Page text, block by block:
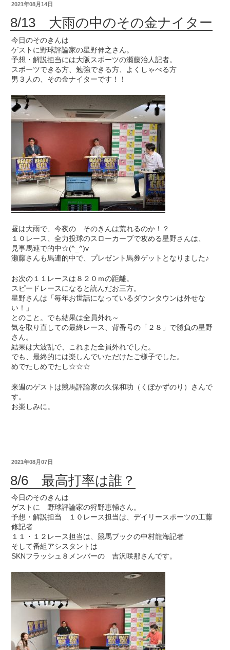
2021年08月14日
8/13 大雨の中のその金ナイター
今日のそのきんは
ゲストに野球評論家の星野伸之さん。
予想・解説担当には大阪スポーツの瀬藤治人記者。
スポーツできる方、勉強できる方、よくしゃべる方
男３人の、その金ナイターです！！
昼は大雨で、今夜の そのきんは荒れるのか！？
１０レース、全力投球のスローカーブで攻める星野さんは、
見事馬連で的中☆(^_^)v
瀬藤さんも馬連的中で、プレゼント馬券ゲットとなりました♪
お次の１１レースは８２０ｍの距離。
スピードレースになると読んだお三方。
星野さんは「毎年お世話になっているダウンタウンは外せな
い！」
とのこと。でも結果は全員外れ～
気を取り直しての最終レース、背番号の「２８」で勝負の星野
さん。
結果は大波乱で、これまた全員外れでした。
でも、最終的には楽しんでいただけたご様子でした。
めでたしめでたし☆☆☆
来週のゲストは競馬評論家の久保和功（くぼかずのり）さんで
す。
お楽しみに。
2021年08月07日
8/6 最高打率は誰？
今日のそのきんは
ゲストに 野球評論家の狩野恵輔さん。
予想・解説担当 １０レース担当は、デイリースポーツの工藤
修記者
１１・１２レース担当は、競馬ブックの中村龍海記者
そして番組アシスタントは
SKNフラッシュ８メンバーの 吉沢咲那さんです。